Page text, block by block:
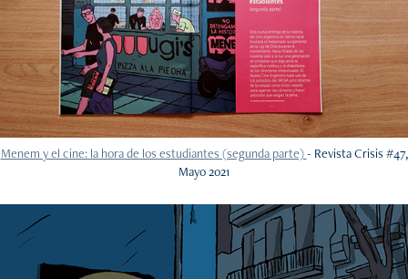
Menem y el cine: la hora de los estudiantes (segunda parte)- Revista Crisis #47,
Mayo 2021